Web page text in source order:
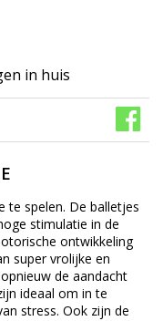
in huis
te spelen. De balletjes
stimulatie in de
ontwikkeling
super vrolijke en
de aandacht
ideaal om in te
stress. Ook zijn de